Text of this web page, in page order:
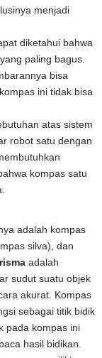
menjadi
diketahui bahwa
paling bagus.
bisa
ini tidak bisa
atas sistem
robot satu dengan
kompas satu
adalah kompas
silva), dan
adalah
sudut suatu objek
akurat. Kompas
sebagai titik bidik
pada kompas ini
hasil bidikan.